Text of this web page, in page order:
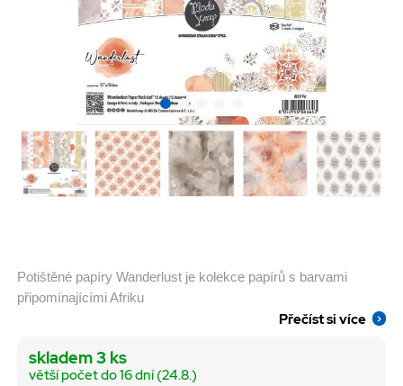
Potištěné papíry Wanderlust je kolekce papírů s barvami
připomínajícími Afriku
Přečíst si více
skladem 3 ks
větší počet do 16 dní (24.8.)